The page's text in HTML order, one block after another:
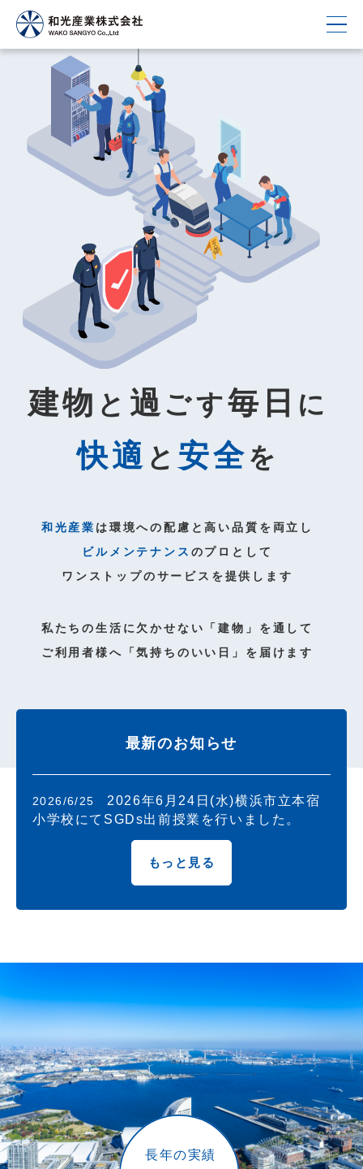
建 物 と 過 ご す 毎 日 に
快 適 と 安 全 を
和 光 産 業 は 環 境 へ の 配 慮 と 高 い 品 質 を 両 立 し
ビ ル メ ン テ ナ ン ス の プ ロ と し て
ワ ン ス ト ッ プ の サ ー ビ ス を 提 供 し ま す
私 た ち の 生 活 に 欠 か せ な い 「 建 物 」 を 通 し て
ご 利 用 者 様 へ 「 気 持 ち の い い 日 」 を 届 け ま す
最新のお知らせ
2026/6/25
2026年6月24日(水)横浜市立本宿
小学校にてSGDs出前授業を行いました。
もっと見る